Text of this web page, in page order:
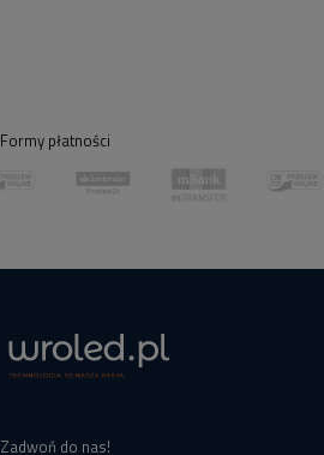
Formy płatności
Zadwoń do nas!